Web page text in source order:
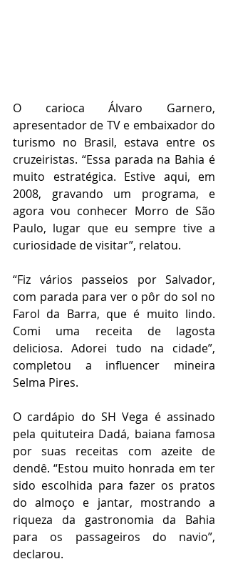
O carioca Álvaro Garnero,
apresentador de TV e embaixador do
turismo no Brasil, estava entre os
cruzeiristas. “Essa parada na Bahia é
muito estratégica. Estive aqui, em
2008, gravando um programa, e
agora vou conhecer Morro de São
Paulo, lugar que eu sempre tive a
curiosidade de visitar”, relatou.
“Fiz vários passeios por Salvador,
com parada para ver o pôr do sol no
Farol da Barra, que é muito lindo.
Comi uma receita de lagosta
deliciosa. Adorei tudo na cidade”,
completou a influencer mineira
Selma Pires.
O cardápio do SH Vega é assinado
pela quituteira Dadá, baiana famosa
por suas receitas com azeite de
dendê. “Estou muito honrada em ter
sido escolhida para fazer os pratos
do almoço e jantar, mostrando a
riqueza da gastronomia da Bahia
para os passageiros do navio”,
declarou.